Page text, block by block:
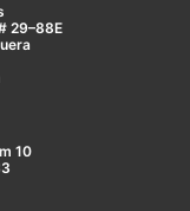
10
29–88E